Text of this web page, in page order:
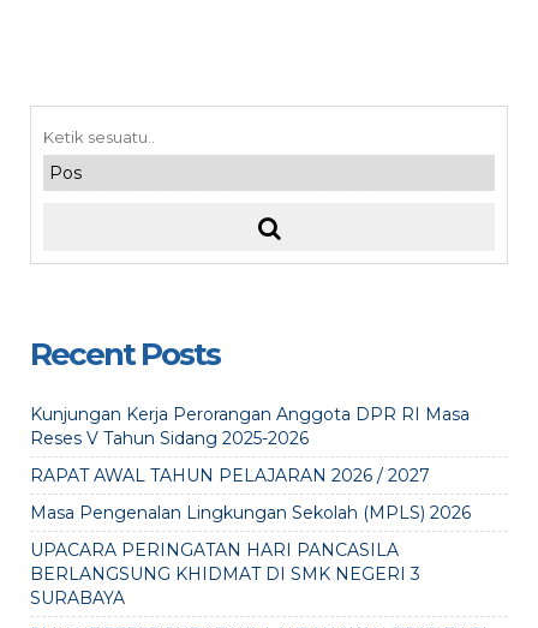
Recent Posts
Kunjungan Kerja Perorangan Anggota DPR RI Masa
Reses V Tahun Sidang 2025-2026
RAPAT AWAL TAHUN PELAJARAN 2026 / 2027
Masa Pengenalan Lingkungan Sekolah (MPLS) 2026
UPACARA PERINGATAN HARI PANCASILA
BERLANGSUNG KHIDMAT DI SMK NEGERI 3
SURABAYA